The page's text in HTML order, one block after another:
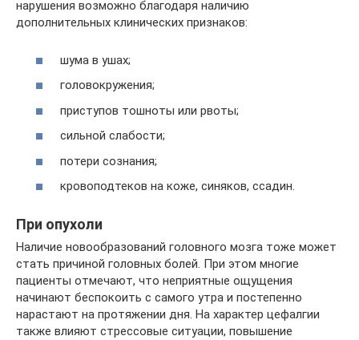
нарушения возможно благодаря наличию
дополнительных клинических признаков:
шума в ушах;
головокружения;
приступов тошноты или рвоты;
сильной слабости;
потери сознания;
кровоподтеков на коже, синяков, ссадин.
При опухоли
Наличие новообразований головного мозга тоже может
стать причиной головных болей. При этом многие
пациенты отмечают, что неприятные ощущения
начинают беспокоить с самого утра и постепенно
нарастают на протяжении дня. На характер цефалгии
также влияют стрессовые ситуации, повышение